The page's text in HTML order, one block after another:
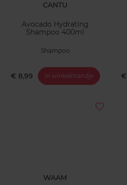
CANTU
Avocado Hydrating
Shampoo 400ml
Shampoo
€ 8,99 In winkelmandje €
WAAM